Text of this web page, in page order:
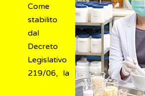
Come
stabilito
dal
Decreto
Legislativo
219/06, la